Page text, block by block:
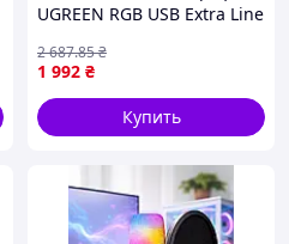
UGREEN RGB USB Extra Line
для стриминга и
подкастинга. SHT55_Q
1 992 ₴
2 687.85₴
Купить